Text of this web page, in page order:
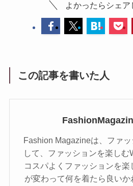
よかったらシェア
この記事を書いた人
Fashion Magazineは、ファ
して、ファッションを楽しむ
コスパよくファッションを
が変わって何を着たら良い